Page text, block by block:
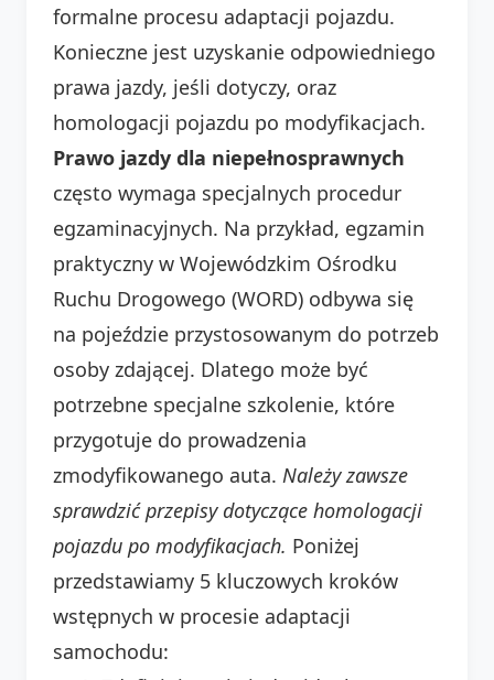
formalne procesu adaptacji pojazdu.
Konieczne jest uzyskanie odpowiedniego
prawa jazdy, jeśli dotyczy, oraz
homologacji pojazdu po modyfikacjach.
Prawo jazdy dla niepełnosprawnych
często wymaga specjalnych procedur
egzaminacyjnych. Na przykład, egzamin
praktyczny w Wojewódzkim Ośrodku
Ruchu Drogowego (WORD) odbywa się
na pojeździe przystosowanym do potrzeb
osoby zdającej. Dlatego może być
potrzebne specjalne szkolenie, które
przygotuje do prowadzenia
zmodyfikowanego auta. Należy zawsze
sprawdzić przepisy dotyczące homologacji
pojazdu po modyfikacjach. Poniżej
przedstawiamy 5 kluczowych kroków
wstępnych w procesie adaptacji
samochodu: